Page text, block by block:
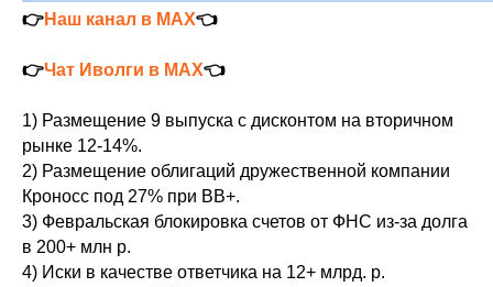
👉Наш канал в MAX👈
👉Чат Иволги в MAX👈
1) Размещение 9 выпуска с дисконтом на вторичном
рынке 12-14%.
2) Размещение облигаций дружественной компании
Кроносс под 27% при ВВ+.
3) Февральская блокировка счетов от ФНС из-за долга
в 200+ млн р.
4) Иски в качестве ответчика на 12+ млрд. р.